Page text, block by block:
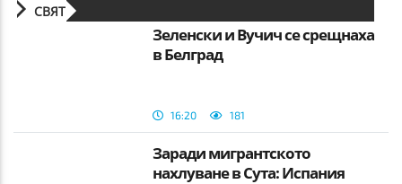
СВЯТ
Зеленски и Вучич се срещнаха
в Белград
16:20 181
Заради мигрантското
нахлуване в Сута: Испания